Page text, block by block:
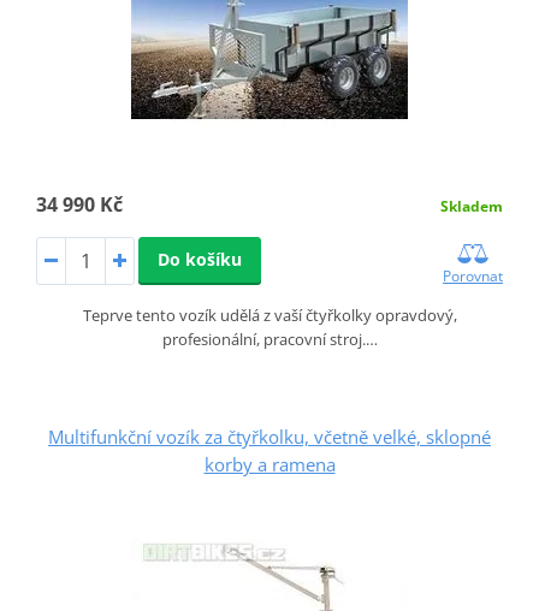
34 990 Kč Skladem
Do košíku
Porovnat
Teprve tento vozík udělá z vaší čtyřkolky opravdový,
profesionální, pracovní stroj.…
Multifunkční vozík za čtyřkolku, včetně velké, sklopné
korby a ramena